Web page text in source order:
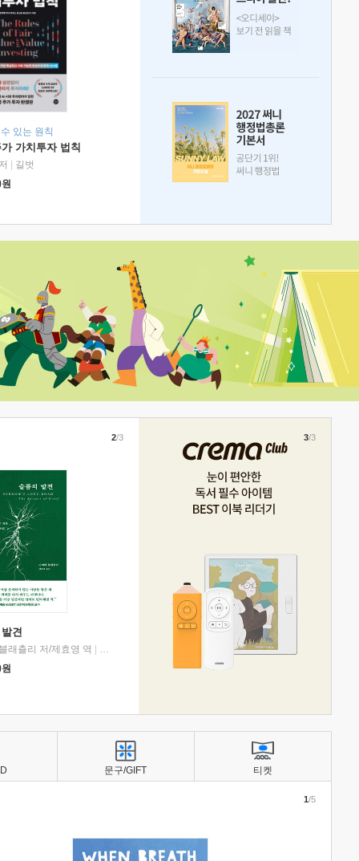
있는 원칙
가치투자 법칙
길벗
원
견
래츨리 저/제효영 역
디플롯
원
2/3 3/3
1/5
문구/GIFT 티켓